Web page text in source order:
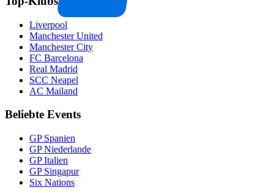
Liverpool
Manchester United
Manchester City
FC Barcelona
Real Madrid
SCC Neapel
AC Mailand
Beliebte Events
GP Spanien
GP Niederlande
GP Italien
GP Singapur
Six Nations